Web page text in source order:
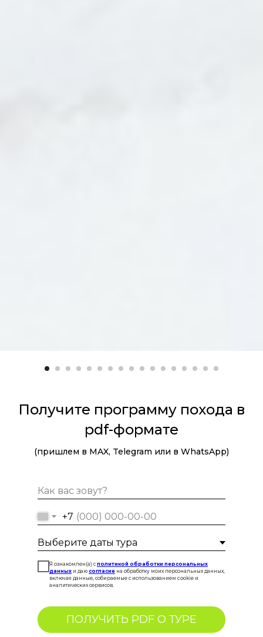
Получите программу похода в
pdf-формате
(пришлем в MAX, Telegram или в WhatsApp)
+7
Я ознакомлен(а) с политикой обработки персональных
данных и даю согласие на обработку моих персональных данных,
включая данные, собираемые с использованием cookie и
аналитических сервисов.
ПОЛУЧИТЬ PDF О ТУРЕ